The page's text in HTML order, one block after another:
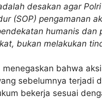
desakan agar
(SOP) pengamanan
humanis
bukan melakukan
menegaskan bahwa
sebelumnya terjadi
bekerja sesuai